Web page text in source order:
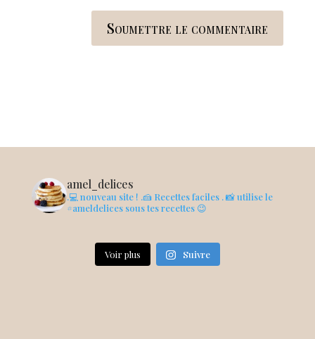
Soumettre le commentaire
amel_delices
.💻 nouveau site ! .🍰 Recettes faciles . 📸 utilise le
#ameldelices sous tes recettes 😉
Voir plus Suivre